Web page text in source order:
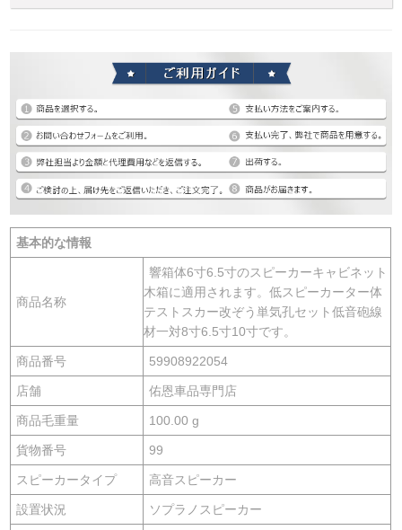
基本的な情報
商品名称
響箱体6寸6.5寸のスピーカーキャビネット
木箱に適用されます。低スピーカーター体
テストスカー改ぞう単気孔セット低音砲線
材一対8寸6.5寸10寸です。
商品番号 59908922054
店舗 佑恩車品専門店
商品毛重量 100.00 g
貨物番号 99
スピーカータイプ 高音スピーカー
設置状況 ソプラノスピーカー